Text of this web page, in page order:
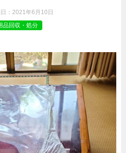
： 2021年6月10日
品回収・処分